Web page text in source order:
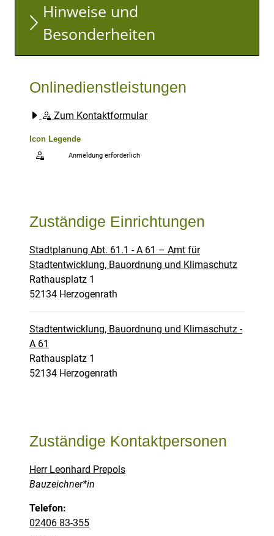
Hinweise und
Besonderheiten
Onlinedienstleistungen
Zum Kontaktformular
Icon Legende
Anmeldung erforderlich
Zuständige Einrichtungen
Stadtplanung Abt. 61.1 - A 61 – Amt für
Stadtentwicklung, Bauordnung und Klimaschutz
Straße:
Rathausplatz Hausnummer:
1
PLZ:
52134 Ort:
Herzogenrath
Stadtentwicklung, Bauordnung und Klimaschutz -
A 61
Straße:
Rathausplatz Hausnummer:
1
PLZ:
52134 Ort:
Herzogenrath
Zuständige Kontaktpersonen
Herr Leonhard Prepols
Position:
Bauzeichner*in
Telefon:
02406 83-355